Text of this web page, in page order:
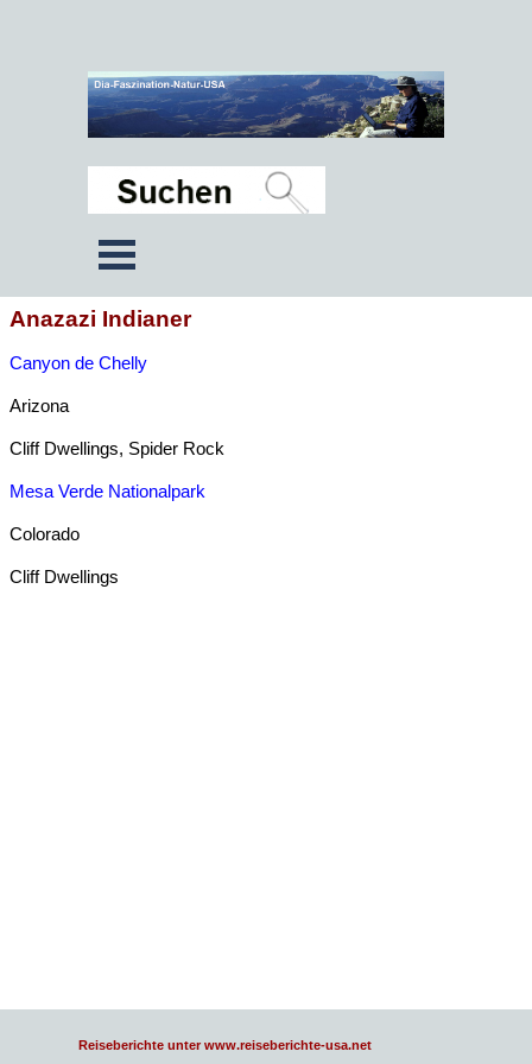
Anazazi Indianer
Canyon de Chelly
Arizona
Cliff Dwellings, Spider Rock
Mesa Verde Nationalpark
Colorado
Cliff Dwellings
Reiseberichte unter www.reiseberichte-usa.net